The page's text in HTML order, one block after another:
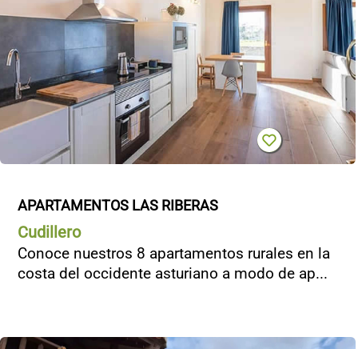
APARTAMENTOS LAS RIBERAS
Cudillero
Conoce nuestros 8 apartamentos rurales en la
costa del occidente asturiano a modo de ap...